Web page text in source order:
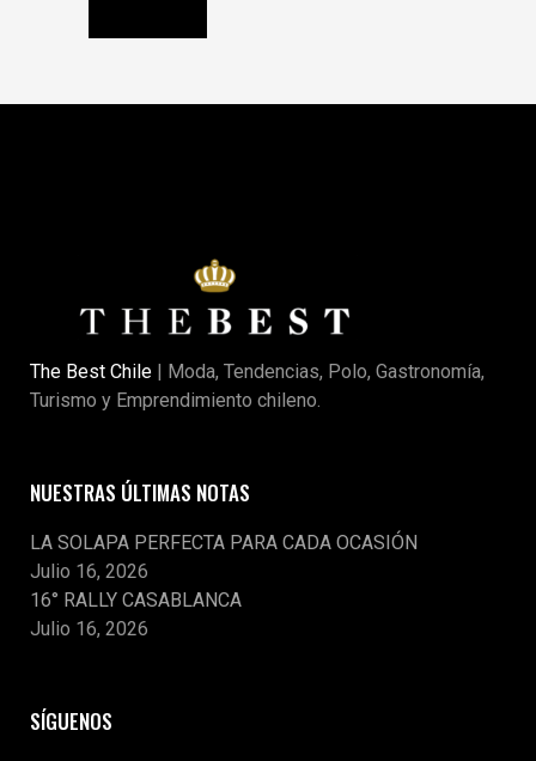
The Best Chile | Moda, Tendencias, Polo, Gastronomía,
Turismo y Emprendimiento chileno.
NUESTRAS ÚLTIMAS NOTAS
LA SOLAPA PERFECTA PARA CADA OCASIÓN
Julio 16, 2026
16° RALLY CASABLANCA
Julio 16, 2026
SÍGUENOS